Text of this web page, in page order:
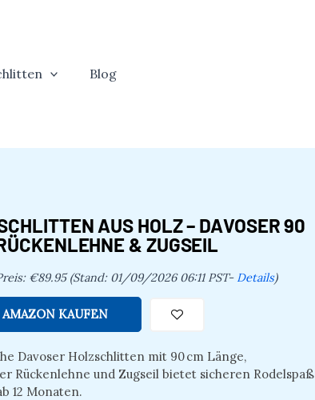
Blog
AUS HOLZ – DAVOSER 90
& ZUGSEIL
€89.95(Stand: 01/09/2026 06:11 PST- Details)
AMAZON KAUFEN
Davoser Holzschlitten mit 90 cm Länge,
Rückenlehne und Zugseil bietet sicheren Rodelspaß
12 Monaten.